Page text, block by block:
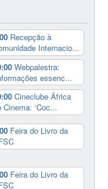
Recepção à
Internacio...
Webpalestra:
essenc...
Cineclube África
Cinema: ‘Coc...
Feira do Livro da
Feira do Livro da